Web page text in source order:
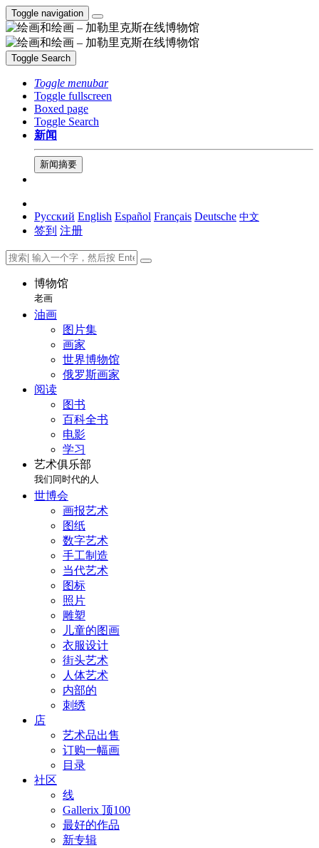
Toggle navigation
Toggle Search
Toggle menubar
Toggle fullscreen
Boxed page
Toggle Search
新闻
新闻摘要
Русский English Español Français Deutsche 中文
签到 注册
博物馆
老画
油画
图片集
画家
世界博物馆
俄罗斯画家
阅读
图书
百科全书
电影
学习
艺术俱乐部
我们同时代的人
世博会
画报艺术
图纸
数字艺术
手工制造
当代艺术
图标
照片
雕塑
儿童的图画
衣服设计
街头艺术
人体艺术
内部的
刺绣
店
艺术品出售
订购一幅画
目录
社区
线
Gallerix 顶100
最好的作品
新专辑